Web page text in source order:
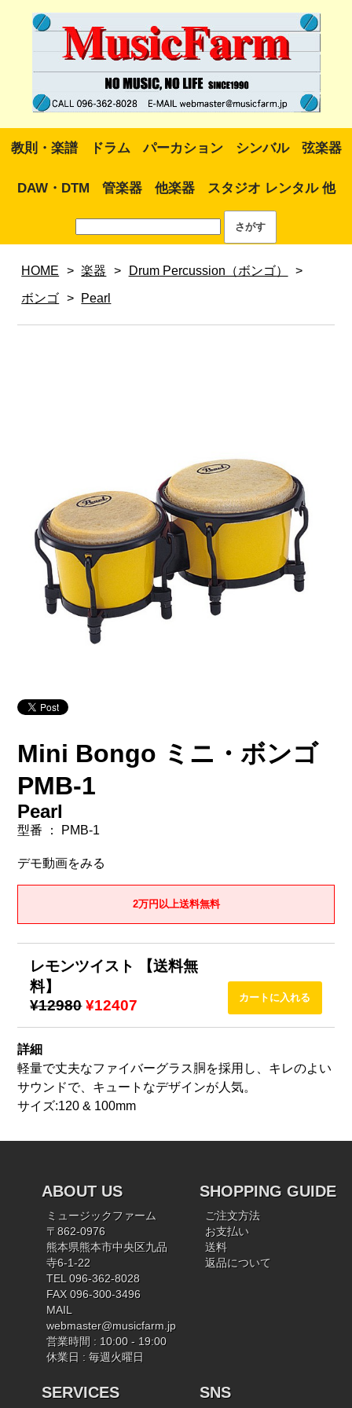
教則・楽譜 ドラム パーカション シンバル 弦楽器
DAW・DTM 管楽器 他楽器 スタジオ レンタル 他
HOME > 楽器 > Drum Percussion（ボンゴ） >
ボンゴ > Pearl
Mini Bongo ミニ・ボンゴ
PMB-1
Pearl
型番 ： PMB-1
デモ動画をみる
2万円以上送料無料
レモンツイスト 【送料無
料】
¥12980 ¥12407
詳細
軽量で丈夫なファイバーグラス胴を採用し、キレのよい
サウンドで、キュートなデザインが人気。
サイズ:120 & 100mm
ABOUT US
ミュージックファーム
〒862-0976
熊本県熊本市中央区九品
寺6-1-22
TEL 096-362-8028
FAX 096-300-3496
MAIL
webmaster@musicfarm.jp
営業時間 : 10:00 - 19:00
休業日 : 毎週火曜日
SHOPPING GUIDE
ご注文方法
お支払い
送料
返品について
SERVICES SNS